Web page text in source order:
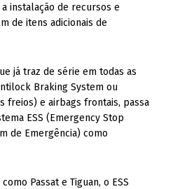
instalação de recursos e
de itens adicionais de
já traz de série em todas as
Braking System ou
freios) e airbags frontais, passa
ESS (Emergency Stop
de Emergência) como
Passat e Tiguan, o ESS